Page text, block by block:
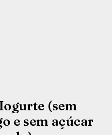
(sem
e sem açúcar